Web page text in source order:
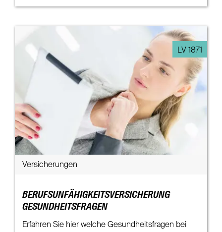
LV 1871
Versicherungen
BERUFSUNFÄHIGKEITSVERSICHERUNG
GESUNDHEITSFRAGEN
Erfahren Sie hier welche Gesundheitsfragen bei